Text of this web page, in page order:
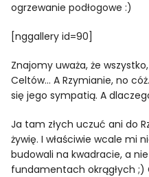
ogrzewanie podłogowe :)
[nggallery id=90]
Znajomy uważa, że
Celtów… A Rzymianie, no
się jego sympatią. A
Ja tam złych uczuć ani do
żywię. I właściwie wcale mi
budowali na kwadracie, a
fundamentach okrągłych